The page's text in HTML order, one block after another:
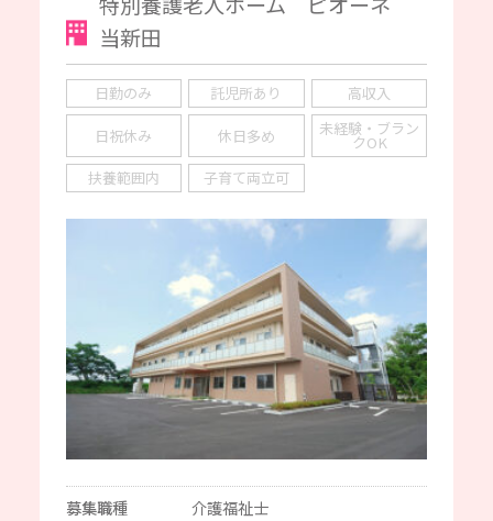
当新田
日勤のみ 託児所あり 高収入
日祝休み 休日多め 未経験・ブラン
クOK
扶養範囲内
子育て両立可
募集職種
介護福祉士